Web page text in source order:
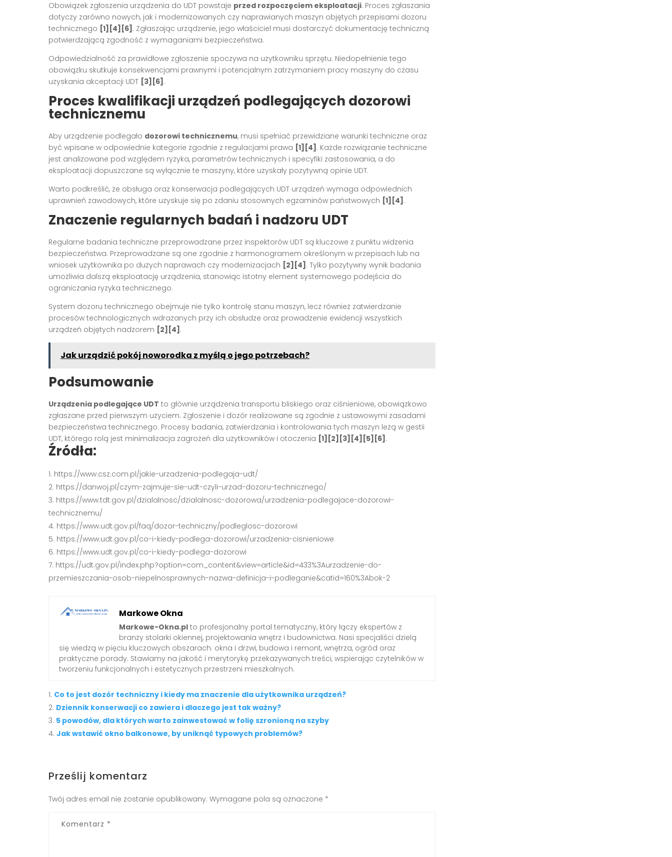
Obowiązek zgłoszenia urządzenia do UDT powstaje przed rozpoczęciem eksploatacji. Proces zgłaszania
dotyczy zarówno nowych, jak i modernizowanych czy naprawianych maszyn objętych przepisami dozoru
technicznego [1][4][6] . Zgłaszając urządzenie, jego właściciel musi dostarczyć dokumentację techniczną
potwierdzającą zgodność z wymaganiami bezpieczeństwa.
Odpowiedzialność za prawidłowe zgłoszenie spoczywa na użytkowniku sprzętu. Niedopełnienie tego
obowiązku skutkuje konsekwencjami prawnymi i potencjalnym zatrzymaniem pracy maszyny do czasu
uzyskania akceptacji UDT [3][6] .
Proces kwalifikacji urządzeń podlegających dozorowi
technicznemu
Aby urządzenie podlegało dozorowi technicznemu, musi spełniać przewidziane warunki techniczne oraz
być wpisane w odpowiednie kategorie zgodnie z regulacjami prawa [1][4] . Każde rozwiązanie techniczne
jest analizowane pod względem ryzyka, parametrów technicznych i specyfiki zastosowania, a do
eksploatacji dopuszczane są wyłącznie te maszyny, które uzyskały pozytywną opinie UDT.
Warto podkreślić, że obsługa oraz konserwacja podlegających UDT urządzeń wymaga odpowiednich
uprawnień zawodowych, które uzyskuje się po zdaniu stosownych egzaminów państwowych [1][4] .
Znaczenie regularnych badań i nadzoru UDT
Regularne badania techniczne przeprowadzane przez inspektorów UDT są kluczowe z punktu widzenia
bezpieczeństwa. Przeprowadzane są one zgodnie z harmonogramem określonym w przepisach lub na
wniosek użytkownika po dużych naprawach czy modernizacjach [2][4] . Tylko pozytywny wynik badania
umożliwia dalszą eksploatację urządzenia, stanowiąc istotny element systemowego podejścia do
ograniczania ryzyka technicznego.
System dozoru technicznego obejmuje nie tylko kontrolę stanu maszyn, lecz również zatwierdzanie
procesów technologicznych wdrażanych przy ich obsłudze oraz prowadzenie ewidencji wszystkich
urządzeń objętych nadzorem [2][4] .
Jak urządzić pokój noworodka z myślą o jego potrzebach?
Podsumowanie
Urządzenia podlegające UDT to głównie urządzenia transportu bliskiego oraz ciśnieniowe, obowiązkowo
zgłaszane przed pierwszym użyciem. Zgłoszenie i dozór realizowane są zgodnie z ustawowymi zasadami
bezpieczeństwa technicznego. Procesy badania, zatwierdzania i kontrolowania tych maszyn leżą w gestii
UDT, którego rolą jest minimalizacja zagrożeń dla użytkowników i otoczenia [1][2][3][4][5][6] .
Źródła:
https://www.csz.com.pl/jakie-urzadzenia-podlegaja-udt/
https://danwoj.pl/czym-zajmuje-sie-udt-czyli-urzad-dozoru-technicznego/
https://www.tdt.gov.pl/dzialalnosc/dzialalnosc-dozorowa/urzadzenia-podlegajace-dozorowi-
technicznemu/
https://www.udt.gov.pl/faq/dozor-techniczny/podleglosc-dozorowi
https://www.udt.gov.pl/co-i-kiedy-podlega-dozorowi/urzadzenia-cisnieniowe
https://www.udt.gov.pl/co-i-kiedy-podlega-dozorowi
https://udt.gov.pl/index.php?option=com_content&view=article&id=433%3Aurzadzenie-do-
przemieszczania-osob-niepelnosprawnych-nazwa-definicja-i-podleganie&catid=160%3Abok-2
Markowe Okna
Markowe-Okna.pl to profesjonalny portal tematyczny, który łączy ekspertów z
branży stolarki okiennej, projektowania wnętrz i budownictwa. Nasi specjaliści dzielą
się wiedzą w pięciu kluczowych obszarach: okna i drzwi, budowa i remont, wnętrza, ogród oraz
praktyczne porady. Stawiamy na jakość i merytorykę przekazywanych treści, wspierając czytelników w
tworzeniu funkcjonalnych i estetycznych przestrzeni mieszkalnych.
Co to jest dozór techniczny i kiedy ma znaczenie dla użytkownika urządzeń?
Dziennik konserwacji co zawiera i dlaczego jest tak ważny?
5 powodów, dla których warto zainwestować w folię szronioną na szyby
Jak wstawić okno balkonowe, by uniknąć typowych problemów?
Prześlij komentarz
Twój adres email nie zostanie opublikowany. Wymagane pola są oznaczone *